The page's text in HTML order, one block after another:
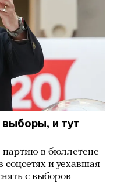
и тут
в бюллетене
и уехавшая
с выборов